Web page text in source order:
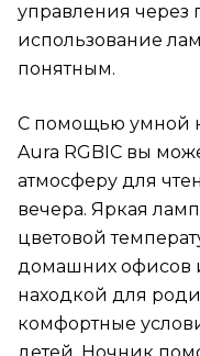
управления через
использование
понятным.
С помощью умной
Aura RGBIC вы
атмосферу для
вечера. Яркая
цветовой
домашних офисов
находкой для
комфортные